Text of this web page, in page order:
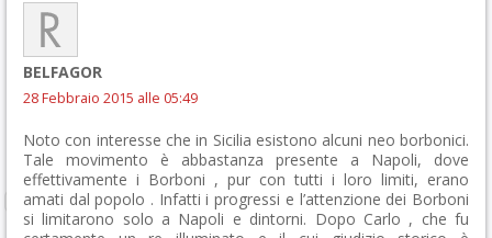
BELFAGOR
28 Febbraio 2015 alle 05:49
Noto con interesse che in Sicilia esistono alcuni neo borbonici.
Tale movimento è abbastanza presente a Napoli, dove
effettivamente i Borboni , pur con tutti i loro limiti, erano
amati dal popolo . Infatti i progressi e l’attenzione dei Borboni
si limitarono solo a Napoli e dintorni. Dopo Carlo , che fu